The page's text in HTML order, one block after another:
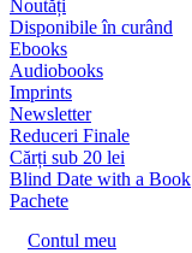
Noutăți
Disponibile în curând
Ebooks
Audiobooks
Imprints
Newsletter
Reduceri Finale
Cărți sub 20 lei
Blind Date with a Book
Pachete
Contul meu